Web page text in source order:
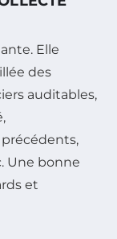
Elle
des
auditables,
Une bonne
et